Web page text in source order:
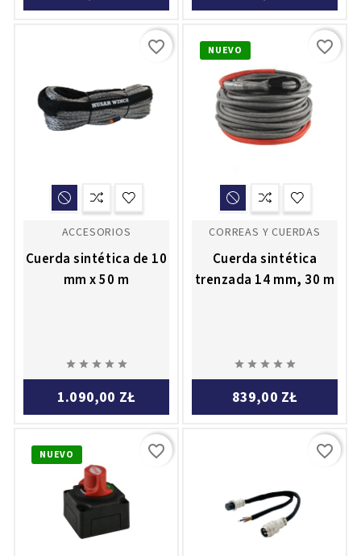
ACCESORIOS
Cuerda sintética de 10
mm x 50 m
    
1.090,00 ZŁ
favorite_border NUEVO
CORREAS Y CUERDAS
Cuerda sintética
trenzada 14 mm, 30 m
    
839,00 ZŁ
favorite_border
NUEVO favorite_border favorite_border